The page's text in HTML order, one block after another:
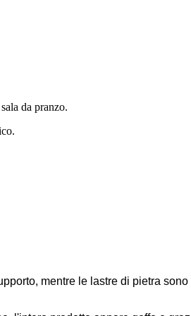
da pranzo.
mentre le lastre di pietra